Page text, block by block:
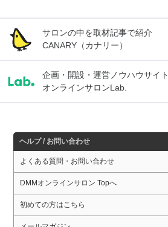
サロンの中を取材記事で紹介
CANARY（カナリー）
企画・開設・運営ノウハウサイト
オンラインサロンLab.
ヘルプ / お問い合わせ
よくある質問・お問い合わせ
DMMオンラインサロン Topへ
初めての方はこちら